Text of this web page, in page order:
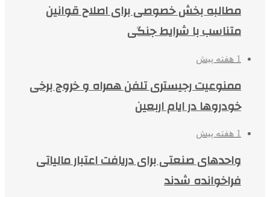
مطالبه بخش خصوصی برای اصلاح قوانین
متناسب با شرایط جنگی
1 هفته پیش
ممنوعیت رجیستری تلفن همراه و خروج برخی
خودروها در ایام اربعین
1 هفته پیش
واحدهای صنعتی برای دریافت اعتبار مالیاتی
فراخوانده شدند